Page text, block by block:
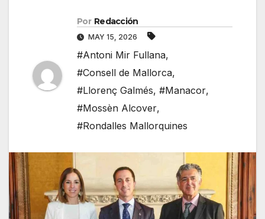
Por Redacción
MAY 15, 2026
#Antoni Mir Fullana,
#Consell de Mallorca,
#Llorenç Galmés, #Manacor,
#Mossèn Alcover,
#Rondalles Mallorquines